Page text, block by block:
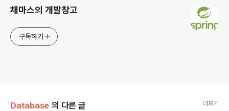
채마스의 개발창고
구독하기
Database 의 다른 글 더보기